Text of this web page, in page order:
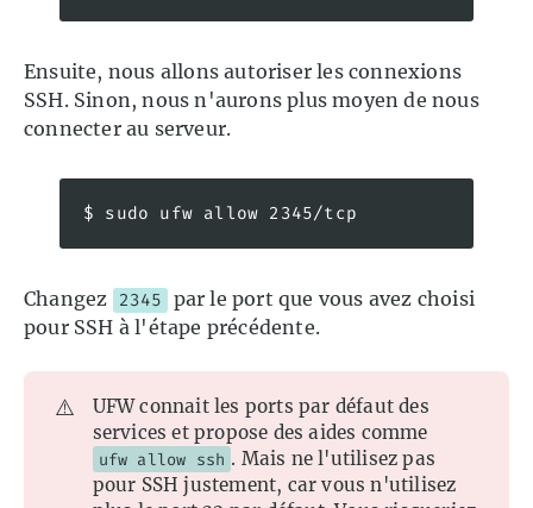
Ensuite, nous allons autoriser les connexions
SSH. Sinon, nous n'aurons plus moyen de nous
connecter au serveur.
$ sudo ufw allow 2345/tcp
Changez 2345 par le port que vous avez choisi
pour SSH à l'étape précédente.
⚠️
UFW connait les ports par défaut des
services et propose des aides comme
ufw allow ssh . Mais ne l'utilisez pas
pour SSH justement, car vous n'utilisez